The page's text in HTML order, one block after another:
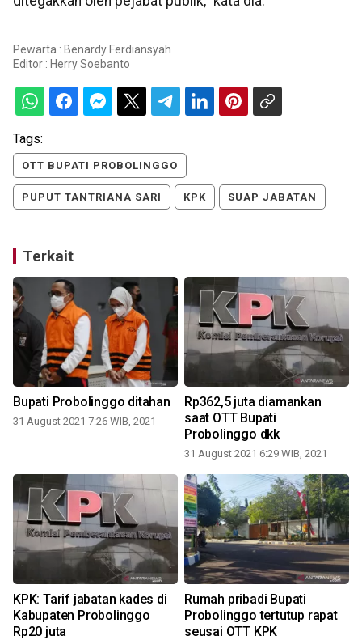
Pewarta : Benardy Ferdiansyah
Editor : Herry Soebanto
Tags:
OTT BUPATI PROBOLINGGO
PUPUT TANTRIANA SARI KPK SUAP JABATAN
Terkait
Bupati Probolinggo ditahan
31 August 2021 7:26 WIB, 2021
Rp362,5 juta diamankan
saat OTT Bupati
Probolinggo dkk
31 August 2021 6:29 WIB, 2021
KPK: Tarif jabatan kades di
Kabupaten Probolinggo
Rp20 juta
Rumah pribadi Bupati
Probolinggo tertutup rapat
seusai OTT KPK